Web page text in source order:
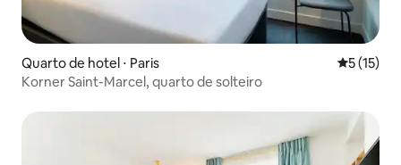
Quarto de hotel ⋅ Paris 5 de uma
5 (15)
Korner Saint-Marcel, quarto de solteiro